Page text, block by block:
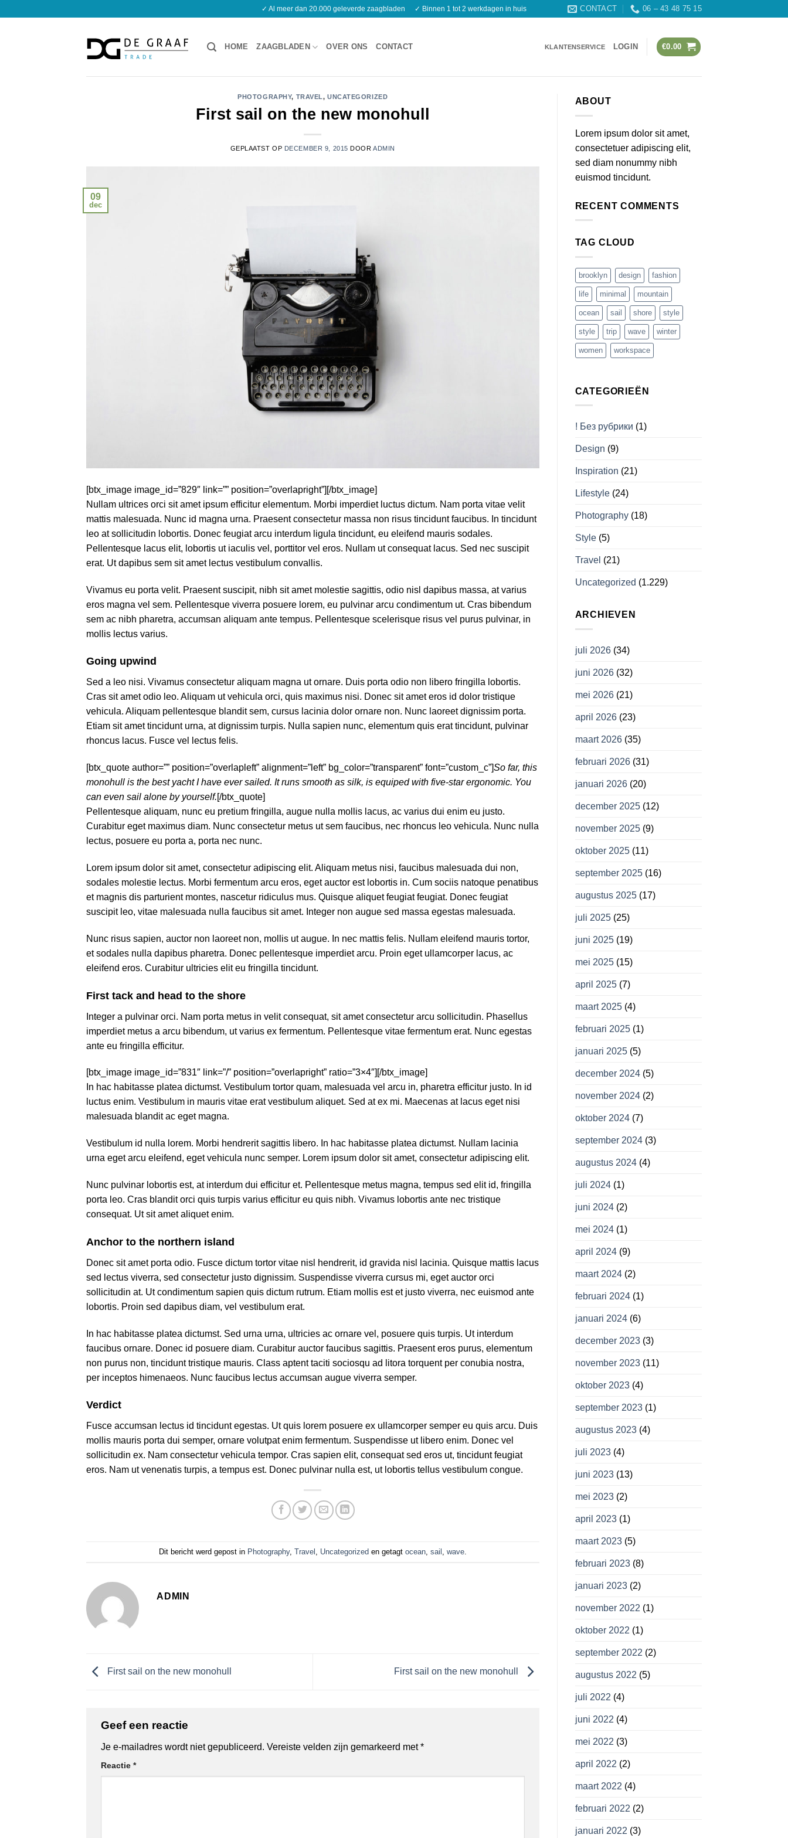
✓ Al meer dan 20.000 geleverde zaagbladen ✓ Binnen 1 tot 2 werkdagen in huis CONTACT 06 – 43 48 75 15
HOME ZAAGBLADEN OVER ONS CONTACT KLANTENSERVICE LOGIN €0.00
PHOTOGRAPHY, TRAVEL, UNCATEGORIZED
First sail on the new monohull
GEPLAATST OP DECEMBER 9, 2015 DOORADMIN
09
dec
[btx_image image_id=”829″ link=”” position=”overlapright”][/btx_image]
Nullam ultrices orci sit amet ipsum efficitur elementum. Morbi imperdiet luctus dictum. Nam porta vitae velit
mattis malesuada. Nunc id magna urna. Praesent consectetur massa non risus tincidunt faucibus. In tincidunt
leo at sollicitudin lobortis. Donec feugiat arcu interdum ligula tincidunt, eu eleifend mauris sodales.
Pellentesque lacus elit, lobortis ut iaculis vel, porttitor vel eros. Nullam ut consequat lacus. Sed nec suscipit
erat. Ut dapibus sem sit amet lectus vestibulum convallis.
Vivamus eu porta velit. Praesent suscipit, nibh sit amet molestie sagittis, odio nisl dapibus massa, at varius
eros magna vel sem. Pellentesque viverra posuere lorem, eu pulvinar arcu condimentum ut. Cras bibendum
sem ac nibh pharetra, accumsan aliquam ante tempus. Pellentesque scelerisque risus vel purus pulvinar, in
mollis lectus varius.
Going upwind
Sed a leo nisi. Vivamus consectetur aliquam magna ut ornare. Duis porta odio non libero fringilla lobortis.
Cras sit amet odio leo. Aliquam ut vehicula orci, quis maximus nisi. Donec sit amet eros id dolor tristique
vehicula. Aliquam pellentesque blandit sem, cursus lacinia dolor ornare non. Nunc laoreet dignissim porta.
Etiam sit amet tincidunt urna, at dignissim turpis. Nulla sapien nunc, elementum quis erat tincidunt, pulvinar
rhoncus lacus. Fusce vel lectus felis.
[btx_quote author=”” position=”overlapleft” alignment=”left” bg_color=”transparent” font=”custom_c”]So far, this
monohull is the best yacht I have ever sailed. It runs smooth as silk, is equiped with five-star ergonomic. You
can even sail alone by yourself.[/btx_quote]
Pellentesque aliquam, nunc eu pretium fringilla, augue nulla mollis lacus, ac varius dui enim eu justo.
Curabitur eget maximus diam. Nunc consectetur metus ut sem faucibus, nec rhoncus leo vehicula. Nunc nulla
lectus, posuere eu porta a, porta nec nunc.
Lorem ipsum dolor sit amet, consectetur adipiscing elit. Aliquam metus nisi, faucibus malesuada dui non,
sodales molestie lectus. Morbi fermentum arcu eros, eget auctor est lobortis in. Cum sociis natoque penatibus
et magnis dis parturient montes, nascetur ridiculus mus. Quisque aliquet feugiat feugiat. Donec feugiat
suscipit leo, vitae malesuada nulla faucibus sit amet. Integer non augue sed massa egestas malesuada.
Nunc risus sapien, auctor non laoreet non, mollis ut augue. In nec mattis felis. Nullam eleifend mauris tortor,
et sodales nulla dapibus pharetra. Donec pellentesque imperdiet arcu. Proin eget ullamcorper lacus, ac
eleifend eros. Curabitur ultricies elit eu fringilla tincidunt.
First tack and head to the shore
Integer a pulvinar orci. Nam porta metus in velit consequat, sit amet consectetur arcu sollicitudin. Phasellus
imperdiet metus a arcu bibendum, ut varius ex fermentum. Pellentesque vitae fermentum erat. Nunc egestas
ante eu fringilla efficitur.
[btx_image image_id=”831″ link=”/” position=”overlapright” ratio=”3×4″][/btx_image]
In hac habitasse platea dictumst. Vestibulum tortor quam, malesuada vel arcu in, pharetra efficitur justo. In id
luctus enim. Vestibulum in mauris vitae erat vestibulum aliquet. Sed at ex mi. Maecenas at lacus eget nisi
malesuada blandit ac eget magna.
Vestibulum id nulla lorem. Morbi hendrerit sagittis libero. In hac habitasse platea dictumst. Nullam lacinia
urna eget arcu eleifend, eget vehicula nunc semper. Lorem ipsum dolor sit amet, consectetur adipiscing elit.
Nunc pulvinar lobortis est, at interdum dui efficitur et. Pellentesque metus magna, tempus sed elit id, fringilla
porta leo. Cras blandit orci quis turpis varius efficitur eu quis nibh. Vivamus lobortis ante nec tristique
consequat. Ut sit amet aliquet enim.
Anchor to the northern island
Donec sit amet porta odio. Fusce dictum tortor vitae nisl hendrerit, id gravida nisl lacinia. Quisque mattis lacus
sed lectus viverra, sed consectetur justo dignissim. Suspendisse viverra cursus mi, eget auctor orci
sollicitudin at. Ut condimentum sapien quis dictum rutrum. Etiam mollis est et justo viverra, nec euismod ante
lobortis. Proin sed dapibus diam, vel vestibulum erat.
In hac habitasse platea dictumst. Sed urna urna, ultricies ac ornare vel, posuere quis turpis. Ut interdum
faucibus ornare. Donec id posuere diam. Curabitur auctor faucibus sagittis. Praesent eros purus, elementum
non purus non, tincidunt tristique mauris. Class aptent taciti sociosqu ad litora torquent per conubia nostra,
per inceptos himenaeos. Nunc faucibus lectus accumsan augue viverra semper.
Verdict
Fusce accumsan lectus id tincidunt egestas. Ut quis lorem posuere ex ullamcorper semper eu quis arcu. Duis
mollis mauris porta dui semper, ornare volutpat enim fermentum. Suspendisse ut libero enim. Donec vel
sollicitudin ex. Nam consectetur vehicula tempor. Cras sapien elit, consequat sed eros ut, tincidunt feugiat
eros. Nam ut venenatis turpis, a tempus est. Donec pulvinar nulla est, ut lobortis tellus vestibulum congue.
Dit bericht werd gepost in Photography, Travel Uncategorized en getagt ocean, sail wave.
ADMIN
First sail on the new monohull First sail on the new monohull
Geef een reactie
Je e-mailadres wordt niet gepubliceerd. Vereiste velden zijn gemarkeerd met*
Reactie *
ABOUT
Lorem ipsum dolor sit amet,
consectetuer adipiscing elit,
sed diam nonummy nibh
euismod tincidunt.
RECENT COMMENTS
TAG CLOUD
brooklyn design fashion
life minimal mountain
ocean sail shore style
style trip wave winter
women workspace
CATEGORIEËN
! Без рубрики (1)
Design (9)
Inspiration (21)
Lifestyle(24)
Photography(18)
Style(5)
Travel (21)
Uncategorized (1.229)
ARCHIEVEN
juli 2026(34)
juni 2026(32)
mei 2026(21)
april 2026(23)
maart 2026(35)
februari 2026(31)
januari 2026(20)
december 2025(12)
november 2025(9)
oktober 2025(11)
september 2025(16)
augustus 2025(17)
juli 2025(25)
juni 2025(19)
mei 2025(15)
april 2025(7)
maart 2025(4)
februari 2025(1)
januari 2025(5)
december 2024(5)
november 2024(2)
oktober 2024(7)
september 2024(3)
augustus 2024(4)
juli 2024(1)
juni 2024(2)
mei 2024(1)
april 2024(9)
maart 2024(2)
februari 2024(1)
januari 2024(6)
december 2023(3)
november 2023(11)
oktober 2023(4)
september 2023(1)
augustus 2023(4)
juli 2023(4)
juni 2023(13)
mei 2023(2)
april 2023(1)
maart 2023(5)
februari 2023(8)
januari 2023(2)
november 2022 (1)
oktober 2022 (1)
september 2022 (2)
augustus 2022 (5)
juli 2022 (4)
juni 2022 (4)
mei 2022 (3)
april 2022 (2)
maart 2022 (4)
februari 2022 (2)
januari 2022 (3)